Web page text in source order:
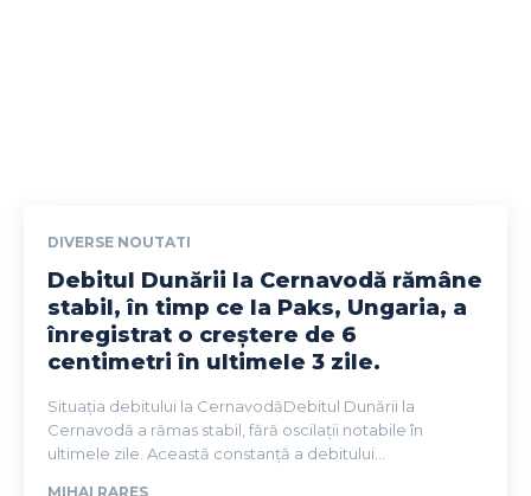
DIVERSE NOUTATI
Debitul Dunării la Cernavodă rămâne
stabil, în timp ce la Paks, Ungaria, a
înregistrat o creștere de 6
centimetri în ultimele 3 zile.
Situația debitului la CernavodăDebitul Dunării la
Cernavodă a rămas stabil, fără oscilații notabile în
ultimele zile. Această constanță a debitului...
MIHAI RARES